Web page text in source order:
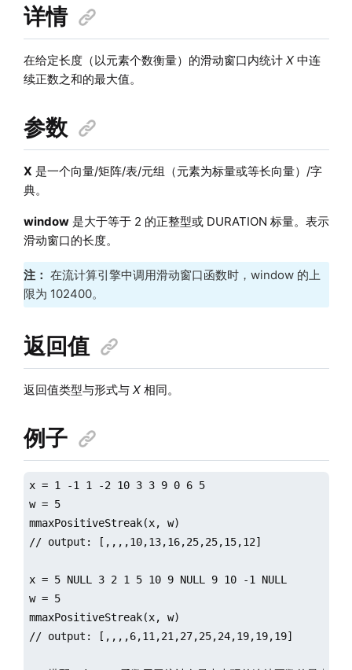
详情
在给定长度（以元素个数衡量）的滑动窗口内统计 X中连
续正数之和的最大值。
参数
X 是一个向量/矩阵/表/元组（元素为标量或等长向量）/字
典。
window是大于等于 2 的正整型或 DURATION 标量。表示
滑动窗口的长度。
注： 在流计算引擎中调用滑动窗口函数时，window 的上
限为 102400。
返回值
返回值类型与形式与 X相同。
例子
x = 1 -1 1 -2 10 3 3 9 0 6 5
w = 5
mmaxPositiveStreak(x, w)
// output: [,,,,10,13,16,25,25,15,12]
x = 5 NULL 3 2 1 5 10 9 NULL 9 10 -1 NULL
w = 5
mmaxPositiveStreak(x, w)
// output: [,,,,6,11,21,27,25,24,19,19,19]